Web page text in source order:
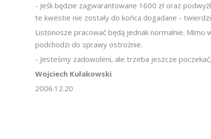
- Jeśli będzie zagwarantowane 1600 zł oraz
te kwestie nie zostały do końca dogadane -
Listonosze pracować będą jednak normalnie. Mimo
podchodzi do sprawy ostrożnie.
- Jesteśmy zadowoleni, ale trzeba jeszcze
Wojciech Kułakowski
2006.12.20